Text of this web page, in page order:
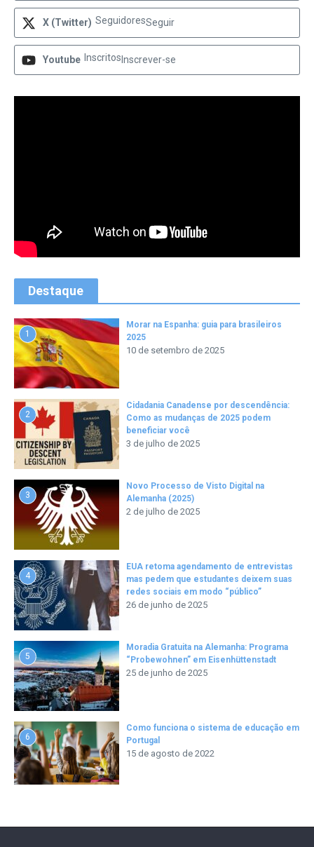
X (Twitter) SeguidoresSeguir
Youtube Inscritos Inscrever-se
Destaque
1
Morar na Espanha: guia para brasileiros
2025
10 de setembro de 2025
2
Cidadania Canadense por descendência:
Como as mudanças de 2025 podem
beneficiar você
3 de julho de 2025
3
Novo Processo de Visto Digital na
Alemanha (2025)
2 de julho de 2025
4
EUA retoma agendamento de entrevistas
mas pedem que estudantes deixem suas
redes sociais em modo “público”
26 de junho de 2025
5
Moradia Gratuita na Alemanha: Programa
“Probewohnen” em Eisenhüttenstadt
25 de junho de 2025
6
Como funciona o sistema de educação em
Portugal
15 de agosto de 2022